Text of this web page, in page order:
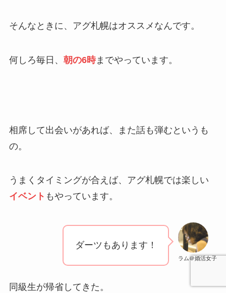
そんなときに、アグ札幌はオススメなんです。
何しろ毎日、 朝の6時までやっています。
相席して出会いがあれば、また話も弾むというも
の。
うまくタイミングが合えば、アグ札幌では楽しい
イベント もやっています。
ラム＠婚活女子
ダーツもあります！
同級生が帰省してきた。